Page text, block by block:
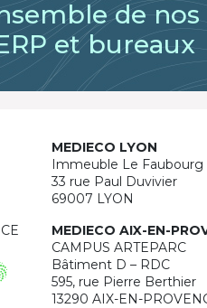
de
et bureaux
MEDIECO LYON
Immeuble Le Faubourg
33 rue Paul Duvivier
69007 LYON
MEDIECO AIX-EN-
CAMPUS ARTEPARC
Bâtiment D – RDC
595, rue Pierre Berthier
13290 AIX-EN-